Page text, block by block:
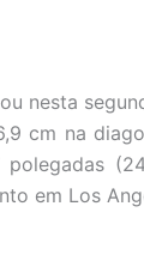
nesta
cm na
em Los